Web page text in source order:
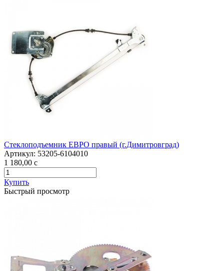
Стеклоподъемник ЕВРО правый (г.Димитровград)
Артикул: 53205-6104010
1 180,00 c
Купить
Быстрый просмотр